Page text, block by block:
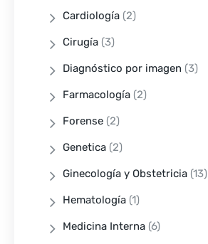
Cardiología (2)
Cirugía (3)
Diagnóstico por imagen (3)
Farmacología (2)
Forense (2)
Genetica (2)
Ginecología y Obstetricia (13)
Hematología (1)
Medicina Interna (6)